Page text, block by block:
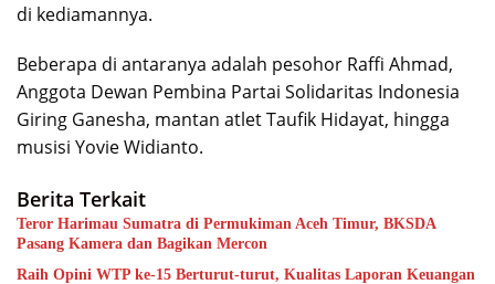
di kediamannya.
Beberapa di antaranya adalah pesohor Raffi Ahmad,
Anggota Dewan Pembina Partai Solidaritas Indonesia
Giring Ganesha, mantan atlet Taufik Hidayat, hingga
musisi Yovie Widianto.
Berita Terkait
Teror Harimau Sumatra di Permukiman Aceh Timur, BKSDA
Pasang Kamera dan Bagikan Mercon
Raih Opini WTP ke-15 Berturut-turut, Kualitas Laporan Keuangan